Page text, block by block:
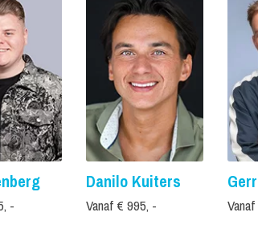
-
Danilo Kuiters
Vanaf € 995, -